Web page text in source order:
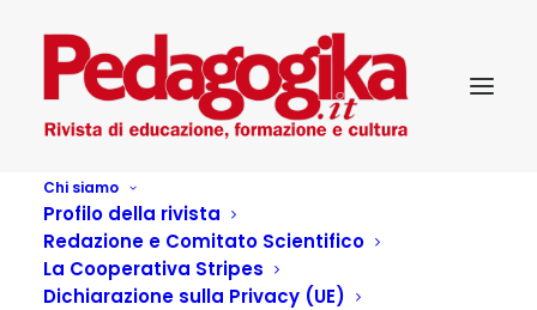
Chi siamo
Profilo della rivista
Redazione e Comitato Scientifico
La Cooperativa Stripes
Dichiarazione sulla Privacy (UE)